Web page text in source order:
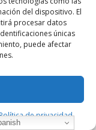
del dispositivo. El
procesar datos
únicas
puede afectar
de privacidad
de una